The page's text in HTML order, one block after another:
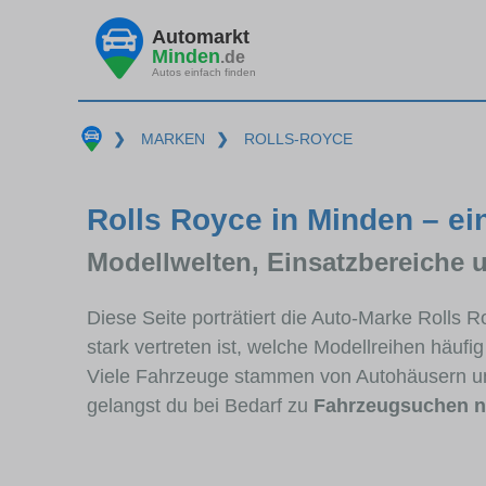
Automarkt
Minden.de
Autos einfach finden
❯ MARKEN ❯ ROLLS-ROYCE
Rolls Royce in Minden –
Modellwelten, Einsatzbereiche
Diese Seite porträtiert die Auto-Marke Rolls
stark vertreten ist, welche Modellreihen
Viele Fahrzeuge stammen von Autohäusern
gelangst du bei Bedarf zu Fahrzeugsuchen